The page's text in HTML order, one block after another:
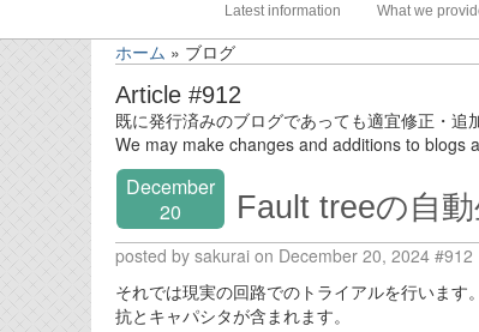
ホーム » ブログ
Article #912
既に発行済みのブログであっても適宜修正・追
We may make changes and additions to blogs
December
20
Fault treeの自
posted by sakurai on December 20, 2024 #912
それでは現実の回路でのトライアルを行いま
抗とキャパシタが含まれます。